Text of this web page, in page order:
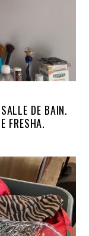
DE BAIN.
FRESHA.